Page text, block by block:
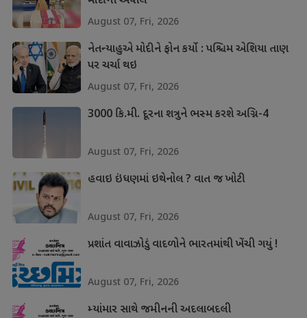
August 07, Fri, 2026
નેતન્યાહુએ મોદીને ફોન કર્યો : પશ્ચિમ એશિયા તાણ
પર ચર્ચા થઇ
August 07, Fri, 2026
3000 કિ.મી. દૂરના શત્રુને ભસ્મ કરશે અગ્નિ-4
August 07, Fri, 2026
હવાઇ ઇંધણમાં ઇથેનોલ ? વાત જ ખોટી
August 07, Fri, 2026
પ્રશાંત વાવાઝોડું વાદળોને ભારતમાંથી ખેંચી ગયું !
August 07, Fri, 2026
મ્યાંમાર સાથે જમીનની અદલાબદલી